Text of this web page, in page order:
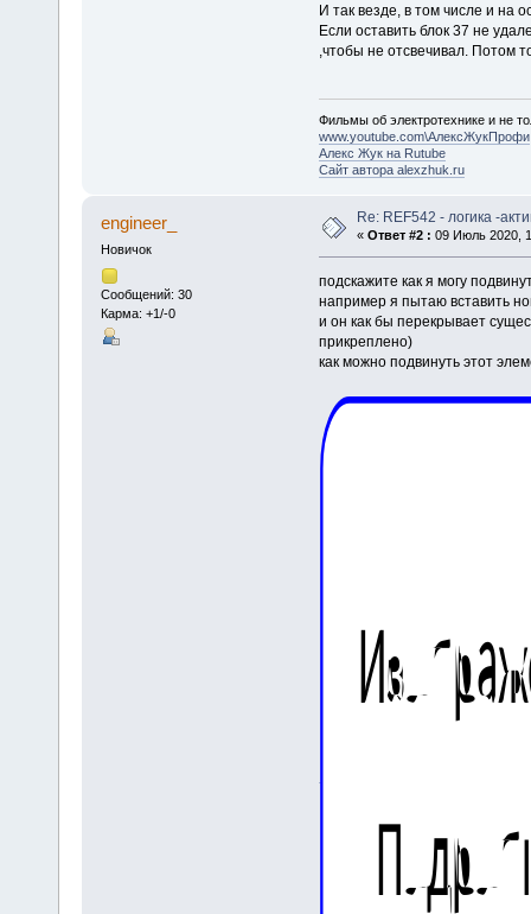
И так везде, в том числе и на
Если оставить блок 37 не
,чтобы не отсвечивал. Потом
Фильмы об электротехнике и не
www.youtube.com\АлексЖукПрофи
Алекс Жук на Rutube
Сайт автора alexzhuk.ru
engineer_
Новичок
Сообщений: 30
Карма: +1/-0
Re: REF542 - логика -
« Ответ #2 : 09 Июль 2020,
подскажите как я могу
например я пытаю вставить
и он как бы перекрывает
прикреплено)
как можно подвинуть этот